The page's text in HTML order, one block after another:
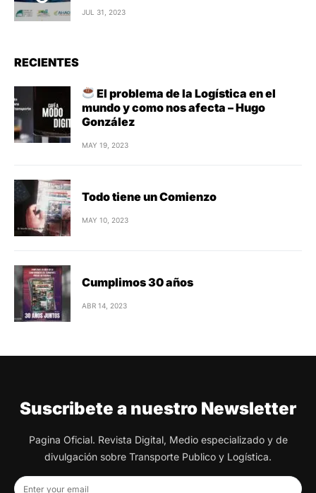
JUL 31, 2023
RECIENTES
El problema de la Logística en el
mundo y como nos afecta – Hugo
González
MAY 19, 2023
Todo tiene un Comienzo
MAY 10, 2023
Cumplimos 30 años
ABR 14, 2023
Suscribete a nuestro Newsletter
Pagina Oficial. Revista Digital, Medio especializado y de
divulgación sobre Transporte Publico y Logística.